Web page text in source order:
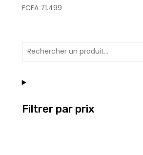
FCFA71.499
Filtrer par prix